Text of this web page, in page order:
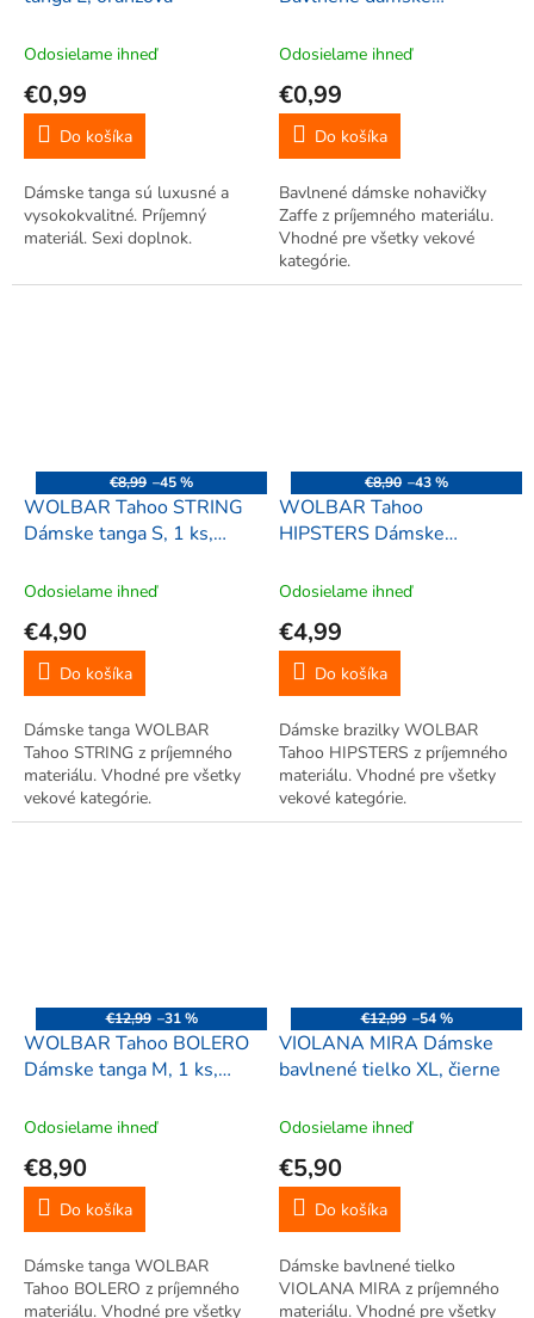
Odosielame ihneď
€0,99
Do košíka
Dámske tanga sú luxusné a
vysokokvalitné. Príjemný
materiál. Sexi doplnok.
Odosielame ihneď
€0,99
Do košíka
Bavlnené dámske nohavičky
Zaffe z príjemného materiálu.
Vhodné pre všetky vekové
kategórie.
€8,99 –45 %
WOLBAR Tahoo STRING
Dámske tanga S, 1 ks,
Odosielame ihneď
€4,90
Do košíka
Dámske tanga WOLBAR
Tahoo STRING z príjemného
materiálu. Vhodné pre všetky
vekové kategórie.
€8,90 –43 %
WOLBAR Tahoo
HIPSTERS Dámske
Odosielame ihneď
€4,99
Do košíka
Dámske brazilky WOLBAR
Tahoo HIPSTERS z príjemného
materiálu. Vhodné pre všetky
vekové kategórie.
€12,99 –31 %
WOLBAR Tahoo BOLERO
Dámske tanga M, 1 ks,
Odosielame ihneď
€8,90
Do košíka
Dámske tanga WOLBAR
Tahoo BOLERO z príjemného
materiálu. Vhodné pre všetky
€12,99 –54 %
VIOLANA MIRA Dámske
bavlnené tielko XL, čierne
Odosielame ihneď
€5,90
Do košíka
Dámske bavlnené tielko
VIOLANA MIRA z príjemného
materiálu. Vhodné pre všetky